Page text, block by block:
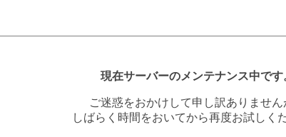
現在サーバーのメンテナンス中です
ご迷惑をおかけして申し訳ありません
しばらく時間をおいてから再度お試しく